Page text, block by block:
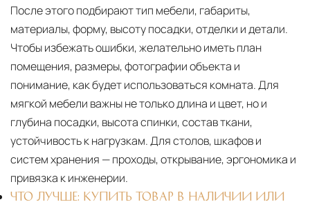
После этого подбирают тип мебели, габариты,
материалы, форму, высоту посадки, отделки и детали.
Чтобы избежать ошибки, желательно иметь план
помещения, размеры, фотографии объекта и
понимание, как будет использоваться комната. Для
мягкой мебели важны не только длина и цвет, но и
глубина посадки, высота спинки, состав ткани,
устойчивость к нагрузкам. Для столов, шкафов и
систем хранения — проходы, открывание, эргономика и
привязка к инженерии.
ЧТО ЛУЧШЕ: КУПИТЬ ТОВАР В НАЛИЧИИ ИЛИ